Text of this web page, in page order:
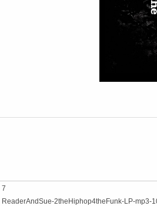
7
ReaderAndSue-2theHiphop4theFunk-LP-mp3-